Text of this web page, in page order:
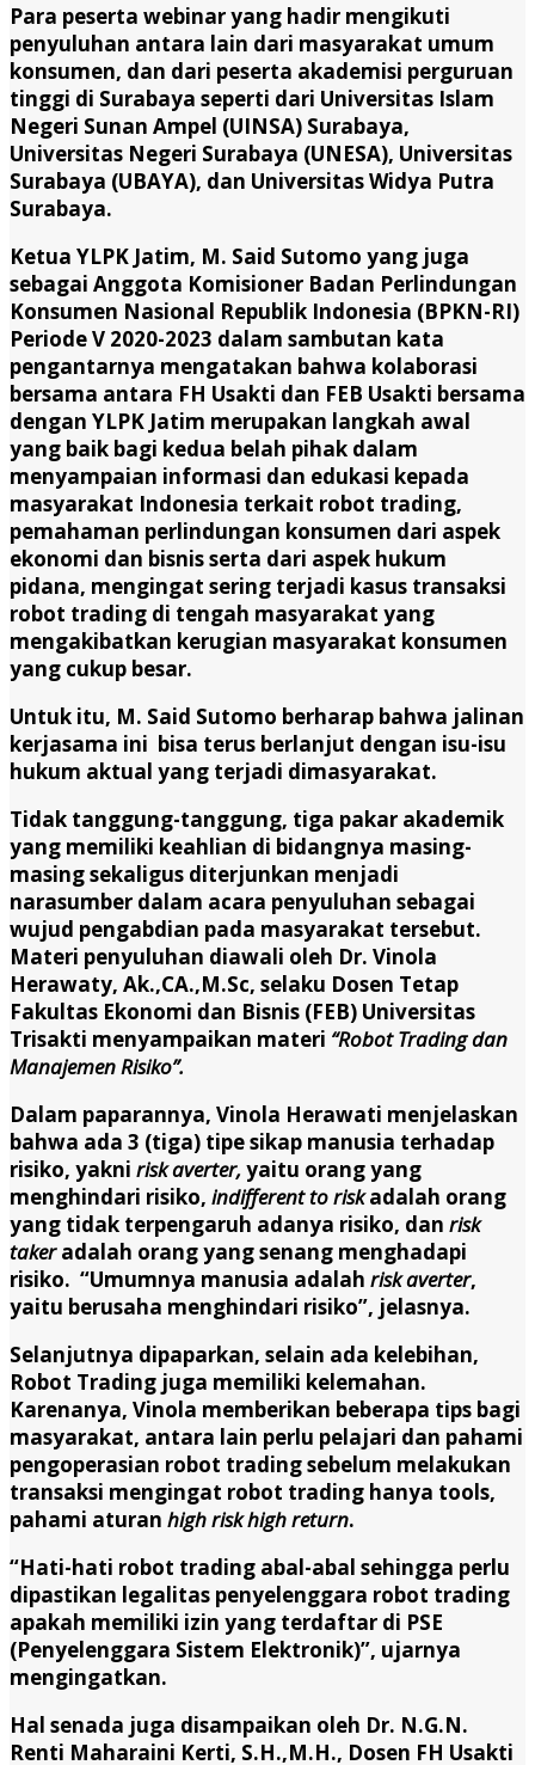
Para peserta webinar yang hadir mengikuti
penyuluhan antara lain dari masyarakat umum
konsumen, dan dari peserta akademisi perguruan
tinggi di Surabaya seperti dari Universitas Islam
Negeri Sunan Ampel (UINSA) Surabaya,
Universitas Negeri Surabaya (UNESA), Universitas
Surabaya (UBAYA), dan Universitas Widya Putra
Surabaya.
Ketua YLPK Jatim, M. Said Sutomo yang juga
sebagai Anggota Komisioner Badan Perlindungan
Konsumen Nasional Republik Indonesia (BPKN-RI)
Periode V 2020-2023 dalam sambutan kata
pengantarnya mengatakan bahwa kolaborasi
bersama antara FH Usakti dan FEB Usakti bersama
dengan YLPK Jatim merupakan langkah awal
yang baik bagi kedua belah pihak dalam
menyampaian informasi dan edukasi kepada
masyarakat Indonesia terkait robot trading,
pemahaman perlindungan konsumen dari aspek
ekonomi dan bisnis serta dari aspek hukum
pidana, mengingat sering terjadi kasus transaksi
robot trading di tengah masyarakat yang
mengakibatkan kerugian masyarakat konsumen
yang cukup besar.
Untuk itu, M. Said Sutomo berharap bahwa jalinan
kerjasama ini bisa terus berlanjut dengan isu-isu
hukum aktual yang terjadi dimasyarakat.
Tidak tanggung-tanggung, tiga pakar akademik
yang memiliki keahlian di bidangnya masing-
masing sekaligus diterjunkan menjadi
narasumber dalam acara penyuluhan sebagai
wujud pengabdian pada masyarakat tersebut.
Materi penyuluhan diawali oleh Dr. Vinola
Herawaty, Ak.,CA.,M.Sc, selaku Dosen Tetap
Fakultas Ekonomi dan Bisnis (FEB) Universitas
Trisakti menyampaikan materi “Robot Trading dan
Manajemen Risiko”.
Dalam paparannya, Vinola Herawati menjelaskan
bahwa ada 3 (tiga) tipe sikap manusia terhadap
risiko, yakni riskaverter,yaitu orang yang
menghindari risiko, indifferent to riskadalah orang
yang tidak terpengaruh adanya risiko, dan risk
takeradalah orang yang senang menghadapi
risiko. “Umumnya manusia adalah risk averter,
yaitu berusaha menghindari risiko”, jelasnya.
Selanjutnya dipaparkan, selain ada kelebihan,
Robot Trading juga memiliki kelemahan.
Karenanya, Vinola memberikan beberapa tips bagi
masyarakat, antara lain perlu pelajari dan pahami
pengoperasian robot trading sebelum melakukan
transaksi mengingat robot trading hanya tools,
pahami aturan high risk high return.
“Hati-hati robot trading abal-abal sehingga perlu
dipastikan legalitas penyelenggara robot trading
apakah memiliki izin yang terdaftar di PSE
(Penyelenggara Sistem Elektronik)”, ujarnya
mengingatkan.
Hal senada juga disampaikan oleh Dr. N.G.N.
Renti Maharaini Kerti, S.H.,M.H., Dosen FH Usakti